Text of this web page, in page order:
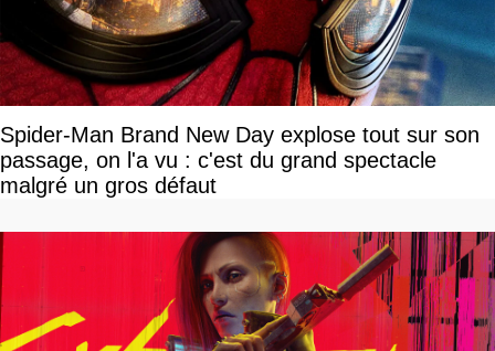
Spider-Man Brand New Day explose tout sur son
passage, on l'a vu : c'est du grand spectacle
malgré un gros défaut